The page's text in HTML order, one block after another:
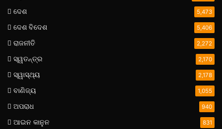
ଦେଶ 5,473
ଦେଶ ବିଦେଶ 5,406
ରାଜନୀତି 2,272
ସ୍ୱତନ୍ତ୍ର 2,170
ସ୍ୱାସ୍ଥ୍ୟ 2,178
ବାଣିଜ୍ୟ 1,055
ଅପରାଧ 940
ଆଇନ କାନୁନ 831